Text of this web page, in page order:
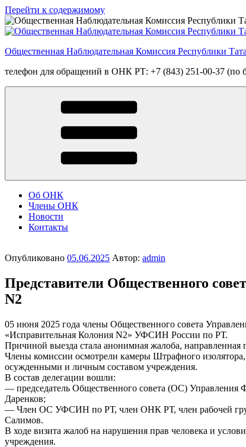
Перейти к содержимому
Общественная Наблюдательная Комиссия Республики
телефон для обращений в ОНК РТ: +7 (843) 251-00-37 (по
Об ОНК
Члены ОНК
Новости
Контакты
Опубликовано 05.06.2025 Автор: admin
Представители Общественного
N2
05 июня 2025 года члены Общественного совета
«Исправительная Колония N2» УФСИН России по РТ.
Причиной выезда стала анонимная жалоба, направленная
Члены комиссии осмотрели камеры Штрафного
осужденными и личным составом учреждения.
В состав делегации вошли:
— председатель Общественного совета (ОС) Управления
Даренков;
— Член ОС УФСИН по РТ, член ОНК РТ, член рабочей
Салимов.
В ходе визита жалоб на нарушения прав человека и
учреждения.